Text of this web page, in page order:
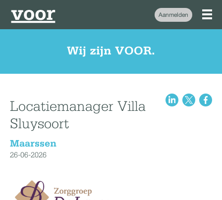
Aanmelden
Wij zijn VOOR.
Locatiemanager Villa
Sluysoort
Maarssen
26-06-2026